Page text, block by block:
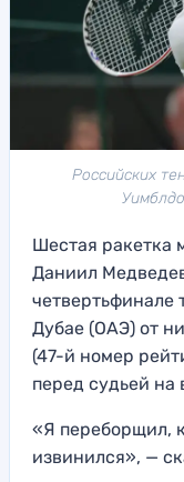
Российских
Шестая ракетка
Даниил
четвертьфинале
Дубае (ОАЭ) от
(47-й номер
перед судьей на
«Я переборщил,
извинился», —